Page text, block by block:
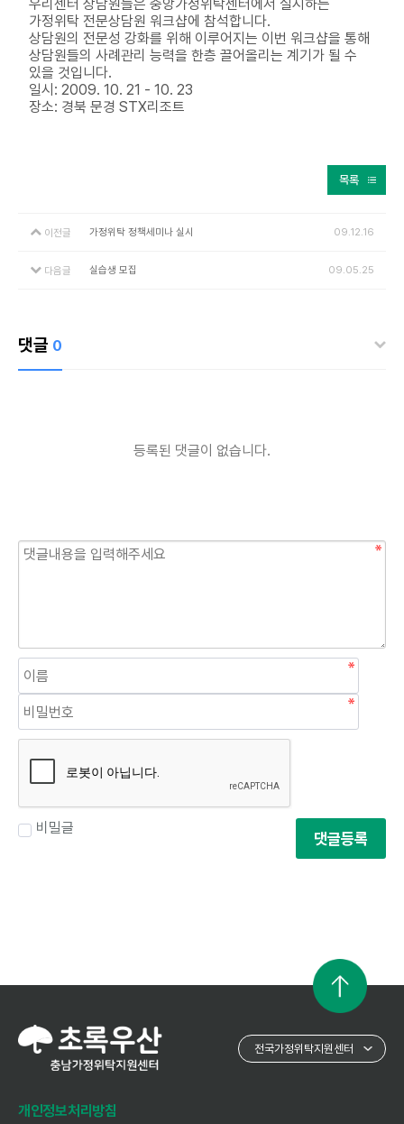
우리센터 상담원들은 중앙가정위탁센터에서 실시하는
가정위탁 전문상담원 워크샵에 참석합니다.
상담원의 전문성 강화를 위해 이루어지는 이번 워크샵을 통해
상담원들의 사례관리 능력을 한층 끌어올리는 계기가 될 수
있을 것입니다.
일시: 2009. 10. 21 - 10. 23
장소: 경북 문경 STX리조트
목록
이전글 가정위탁 정책세미나 실시 09.12.16
다음글 실습생 모집 09.05.25
댓글 0
등록된 댓글이 없습니다.
비밀글
댓글등록
개인정보처리방침